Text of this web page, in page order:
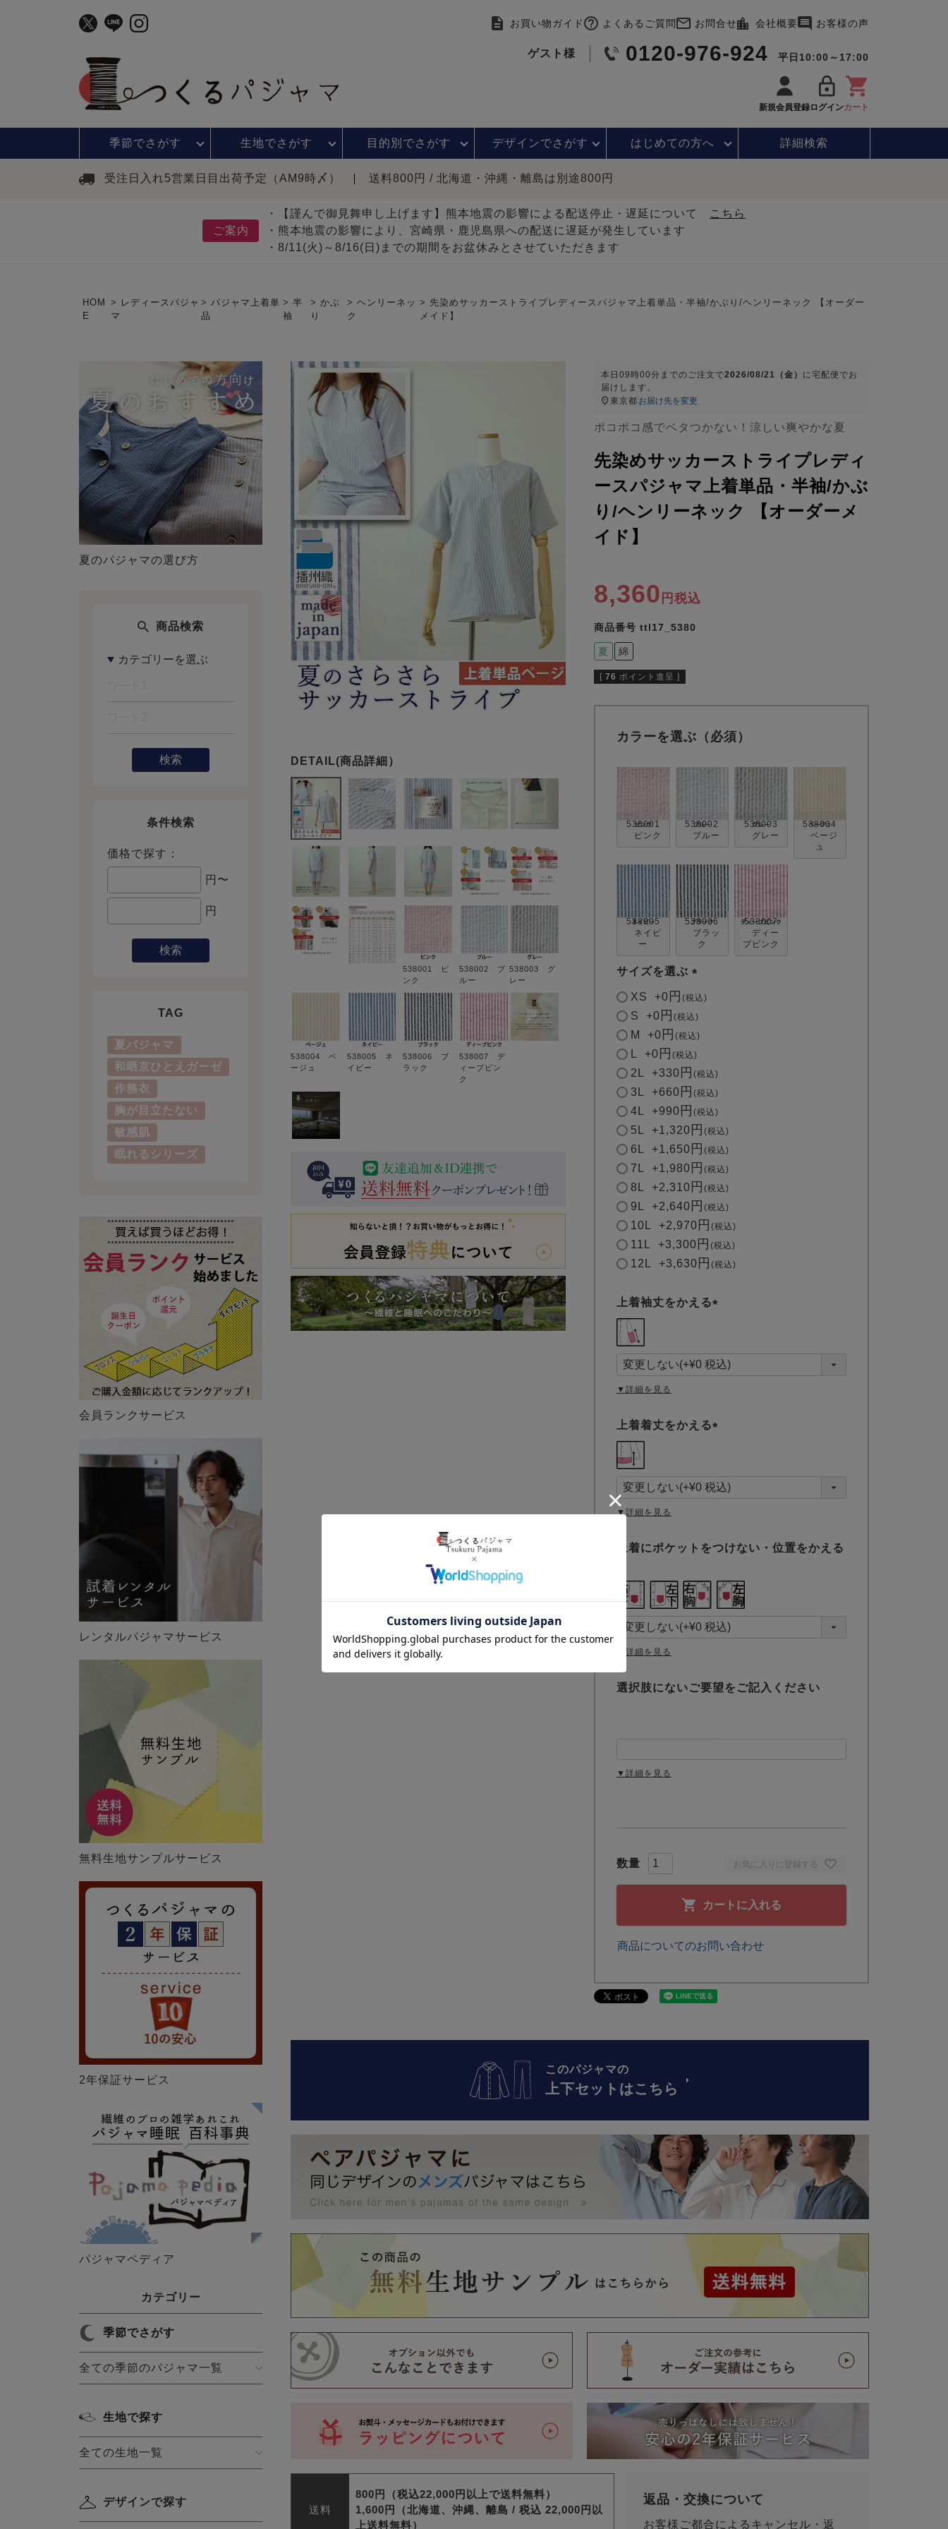
お買い物ガイド よくあるご質問 お問合せ 会社概要 お客様の声
ゲスト様 0120-976-924 平日10:00～17:00
新規会員登録ログインカート
季節でさがす 生地でさがす 目的別でさがす デザインでさがす はじめての方へ 詳細検索
受注日入れ5営業日目出荷予定（AM9時〆） 送料800円 / 北海道・沖縄・離島は別途800円
ご案内
・【謹んで御見舞申し上げます】熊本地震の影響による配送停止・遅延について
こちら
・熊本地震の影響により、宮崎県・鹿児島県への配送に遅延が発生しています
・8/11(火)～8/16(日)までの期間をお盆休みとさせていただきます
HOM
E
レディースパジャ
マ
パジャマ上着単
品
半
袖
かぶ
り
ヘンリーネッ
ク
先染めサッカーストライプレディースパジャマ上着単品・半袖/かぶり/ヘンリーネック 【オーダー
メイド】
夏のパジャマの選び方
商品検索
検索
条件検索
価格で探す：
円〜
円
検索
TAG
夏パジャマ
和晒京ひとえガーゼ
作務衣
胸が目立たない
敏感肌
眠れるシリーズ
会員ランクサービス
レンタルパジャマサービス
無料生地サンプルサービス
2年保証サービス
パジャマペディア
カテゴリー
季節でさがす
全ての季節のパジャマ一覧
生地で探す
全ての生地一覧
デザインで探す
538001 ピ
ンク
538002 ブ
ルー
538003 グ
レー
538004 ベ
ージュ
538005 ネ
イビー
538006 ブ
ラック
538007 デ
ィープピン
ク
本日 09時00分 までのご注文で2026/08/21（金） に宅配便 でお
届けします。
東京都 お届け先を変更
ポコポコ感でベタつかない！涼しい爽やかな夏
先染めサッカーストライプレディ
ースパジャマ上着単品・半袖/かぶ
り/ヘンリーネック 【オーダーメ
イド】
8,360 税込
商品番号 ttl17_5380
夏 綿
[ 76 ポイント進呈 ]
カラーを選ぶ（必須）
538001
ピンク
538002
ブルー
538003
グレー
538004
ベージ
ュ
538005
ネイビ
ー
538006
ブラッ
ク
538007
ディー
プピンク
お気に入りに登録する
カートに入れる
サイズを選ぶ
(
)
XS +0 税込
S +0 税込
M +0 税込
+0 税込
2L +330 税込
3L +660 税込
4L +990 税込
5L +1,320 税込
6L +1,650 税込
7L +1,980 税込
8L +2,310 税込
9L +2,640 税込
10L +2,970 税込
11L +3,300 税込
12L +3,630 税込
上着袖丈をかえる
須
)
▼詳細を見る
上着着丈をかえる
須
)
▼詳細を見る
上着にポケットをつけない・位置をかえる
必
須
▼詳細を見る
選択肢にないご要望をご記入ください
▼詳細を見る
商品についてのお問い合わせ
このパジャマの
上下セットはこちら
送料
800円（税込22,000円以上で送料無料）
1,600円（北海道、沖縄、離島 /税込 22,000円以
上送料無料）
返品・交換について
お客様ご都合によるキャンセル・返